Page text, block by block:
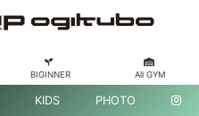
BIGINNER All GYM
KIDS PHOTO